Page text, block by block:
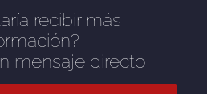
recibir más
mensaje directo